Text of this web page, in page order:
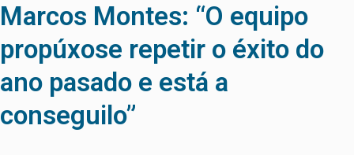
Marcos Montes: “O equipo
propúxose repetir o éxito do
ano pasado e está a
conseguilo”